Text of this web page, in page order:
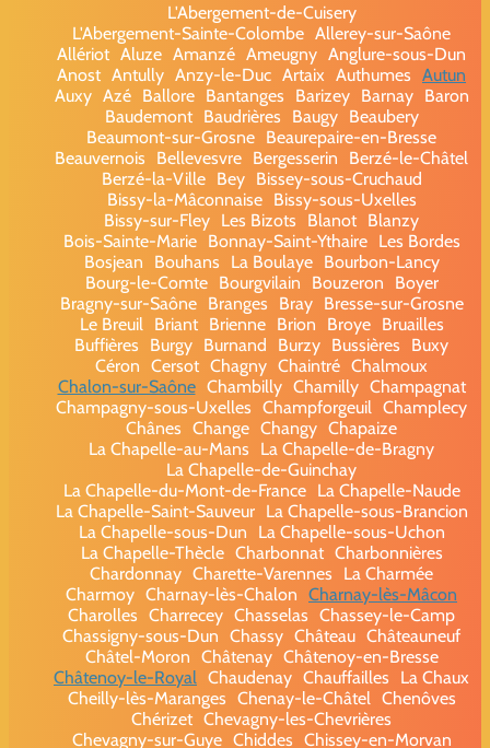
L'Abergement-de-Cuisery
L'Abergement-Sainte-Colombe Allerey-sur-Saône
Allériot Aluze Amanzé Ameugny Anglure-sous-Dun
Anost Antully Anzy-le-Duc Artaix Authumes Autun
Auxy Azé Ballore Bantanges Barizey Barnay
Baron
Baudemont
Baudrières Baugy
Beaubery
Beaumont-sur-Grosne Beaurepaire-en-Bresse
Beauvernois
Bellevesvre Bergesserin
Berzé-le-Châtel
Berzé-la-Ville
Bey
Bissey-sous-Cruchaud
Bissy-la-Mâconnaise
Bissy-sous-Uxelles
Bissy-sur-Fley Les Bizots Blanot Blanzy
Bois-Sainte-Marie
Bonnay-Saint-Ythaire
Les Bordes
Bosjean
Bouhans La Boulaye
Bourbon-Lancy
Bourg-le-Comte
Bourgvilain Bouzeron
Boyer
Bragny-sur-Saône
Branges Bray
Bresse-sur-Grosne
Le Breuil
Briant Brienne Brion Broye
Bruailles
Buffières
Burgy Burnand Burzy Bussières
Buxy
Céron Cersot Chagny Chaintré Chalmoux
Chalon-sur-Saône Chambilly Chamilly Champagnat
Champagny-sous-Uxelles Champforgeuil Champlecy
Chânes Change Changy Chapaize
La Chapelle-au-Mans
La Chapelle-de-Bragny
La Chapelle-de-Guinchay
La Chapelle-du-Mont-de-France
La Chapelle-Naude
La Chapelle-Saint-Sauveur
La Chapelle-sous-Brancion
La Chapelle-sous-Dun
La Chapelle-sous-Uchon
La Chapelle-Thècle Charbonnat Charbonnières
Chardonnay Charette-Varennes
La Charmée
Charmoy Charnay-lès-Chalon Charnay-lès-Mâcon
Charolles Charrecey Chasselas Chassey-le-Camp
Chassigny-sous-Dun Chassy Château Châteauneuf
Châtel-Moron Châtenay Châtenoy-en-Bresse
Châtenoy-le-Royal Chaudenay Chauffailles
La Chaux
Cheilly-lès-Maranges Chenay-le-Châtel Chenôves
Chérizet Chevagny-les-Chevrières
Chevagny-sur-Guye Chiddes Chissey-en-Morvan